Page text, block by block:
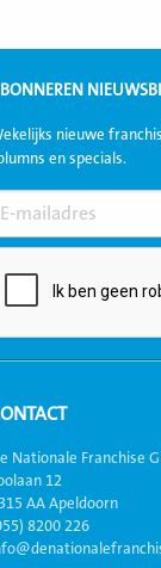
nieuwe
en specials.
Nationale Franchise
12
AA Apeldoorn
8200 226